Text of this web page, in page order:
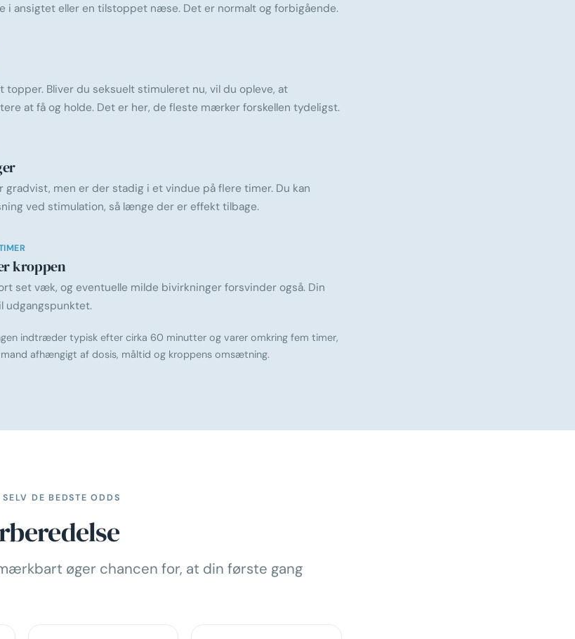
i ansigtet eller en tilstoppet næse. Det er normalt og forbigående.
topper. Bliver du seksuelt stimuleret nu, vil du opleve, at
at få og holde. Det er her, de fleste mærker forskellen tydeligst.
gradvist, men er der stadig i et vindue på flere timer. Du kan
ved stimulation, så længe der er effekt tilbage.
kroppen
set væk, og eventuelle milde bivirkninger forsvinder også. Din
udgangspunktet.
indtræder typisk efter cirka 60 minutter og varer omkring fem timer,
afhængigt af dosis, måltid og kroppens omsætning.
DE BEDSTE ODDS
øger chancen for, at din første gang